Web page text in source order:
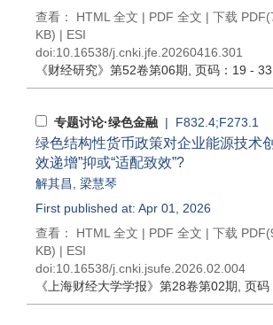
查看： HTML 全文 | PDF 全文 | 下载 PDF
KB) | ESI
doi:10.16538/j.cnki.jfe.20260416.301
《财经研究》 第52卷第06期 , 页码：19 - 33
专题讨论·绿色金融 | F832.4;F273.1
绿色结构性货币政策对企业能源技术
效递增”抑或“适配致效”?
解其昌
梁慧琴
First published at: Apr 01, 2026
查看： HTML 全文 | PDF 全文 | 下载 PDF
KB) | ESI
doi:10.16538/j.cnki.jsufe.2026.02.004
《上海财经大学学报》 第28卷第02期 , 页